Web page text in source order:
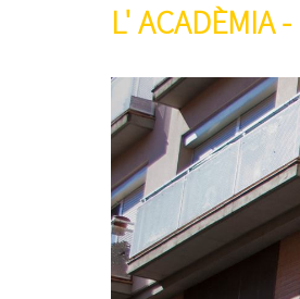
L' ACADÈMIA -